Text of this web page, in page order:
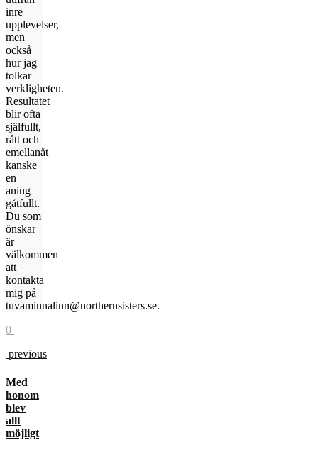
inre
upplevelser,
men
också
hur jag
tolkar
verkligheten.
Resultatet
blir ofta
själfullt,
rått och
emellanåt
kanske
en
aning
gåtfullt.
Du som
önskar
är
välkommen
att
kontakta
mig på
tuvaminnalinn@northernsisters.se.
0
previous
Med
honom
blev
allt
möjligt